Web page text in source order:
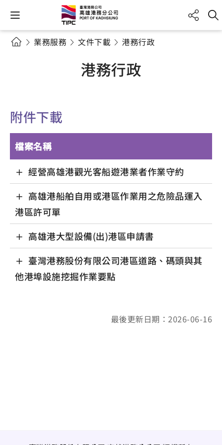
業務服務 文件下載 港務行政
港務行政
附件下載
檔案名稱
經營高雄港觀光客船遊港業者作業守約
高雄港船舶自用或港區作業用之危險品運入
港區許可單
高雄港大型設備(出)港區申請書
臺灣港務股份有限公司港區道路、碼頭與其
他港埠設施挖掘作業要點
最後更新日期：2026-06-16